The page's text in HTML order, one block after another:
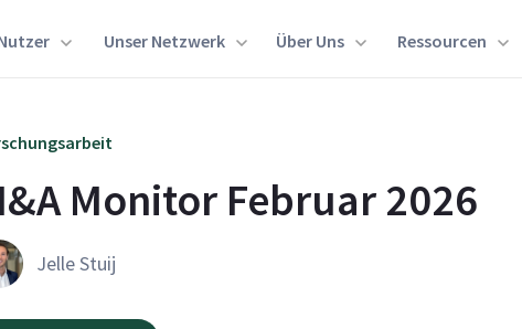
Unser Netzwerk Über Uns Ressourcen
Monitor Februar 2026
Jelle Stuij